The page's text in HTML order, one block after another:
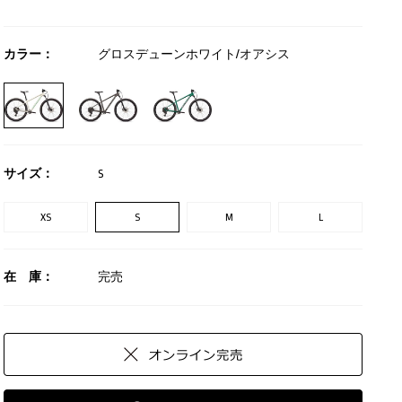
カラー： グロスデューンホワイト/オアシス
サイズ： S
XS S M L
在 庫： 完売